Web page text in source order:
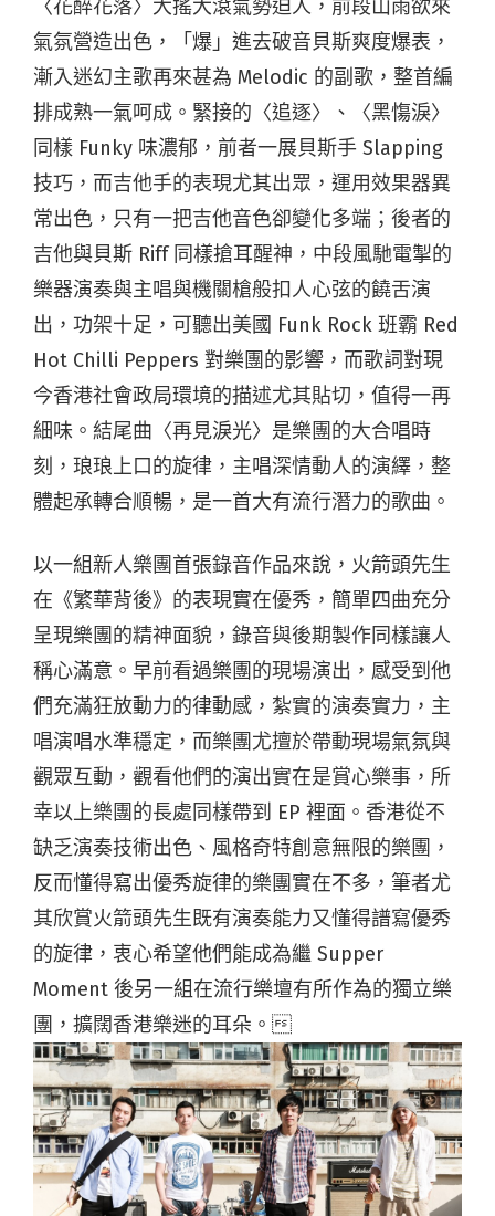
〈花醉花落〉大搖大滾氣勢迫人，前段山雨欲來
氣氛營造出色，「爆」進去破音貝斯爽度爆表，
漸入迷幻主歌再來甚為 Melodic 的副歌，整首編
排成熟一氣呵成。緊接的〈追逐〉、〈黑慯淚〉
同樣 Funky 味濃郁，前者一展貝斯手 Slapping
技巧，而吉他手的表現尤其出眾，運用效果器異
常出色，只有一把吉他音色卻變化多端；後者的
吉他與貝斯 Riff 同樣搶耳醒神，中段風馳電掣的
樂器演奏與主唱與機關槍般扣人心弦的饒舌演
出，功架十足，可聽出美國 Funk Rock 班霸 Red
Hot Chilli Peppers 對樂團的影響，而歌詞對現
今香港社會政局環境的描述尤其貼切，值得一再
細味。結尾曲〈再見淚光〉是樂團的大合唱時
刻，琅琅上口的旋律，主唱深情動人的演繹，整
體起承轉合順暢，是一首大有流行潛力的歌曲。
以一組新人樂團首張錄音作品來說，火箭頭先生
在《繁華背後》的表現實在優秀，簡單四曲充分
呈現樂團的精神面貌，錄音與後期製作同樣讓人
稱心滿意。早前看過樂團的現場演出，感受到他
們充滿狂放動力的律動感，紮實的演奏實力，主
唱演唱水準穩定，而樂團尤擅於帶動現場氣氛與
觀眾互動，觀看他們的演出實在是賞心樂事，所
幸以上樂團的長處同樣帶到 EP 裡面。香港從不
缺乏演奏技術出色、風格奇特創意無限的樂團，
反而懂得寫出優秀旋律的樂團實在不多，筆者尤
其欣賞火箭頭先生既有演奏能力又懂得譜寫優秀
的旋律，衷心希望他們能成為繼 Supper
Moment 後另一組在流行樂壇有所作為的獨立樂
團，擴闊香港樂迷的耳朵。